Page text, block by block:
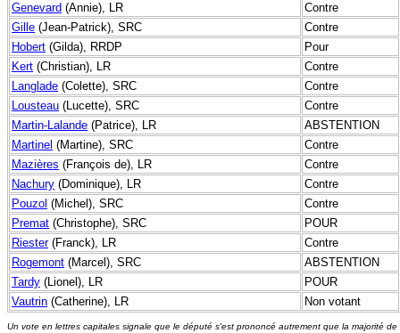
Genevard (Annie), LR
Contre
Gille (Jean-Patrick), SRC
Contre
Hobert (Gilda), RRDP
Pour
Kert (Christian), LR
Contre
Langlade (Colette), SRC
Contre
Lousteau (Lucette), SRC
Contre
Martin-Lalande (Patrice), LR
ABSTENTION
Martinel (Martine), SRC
Contre
Mazières (François de), LR
Contre
Nachury (Dominique), LR
Contre
Pouzol (Michel), SRC
Contre
Premat (Christophe), SRC
POUR
Riester(Franck), LR
Contre
Rogemont (Marcel), SRC
ABSTENTION
Tardy (Lionel), LR
POUR
Vautrin (Catherine), LR Non votant
Un vote en lettres capitales signale que le député s'est prononcé autrement que la majorité